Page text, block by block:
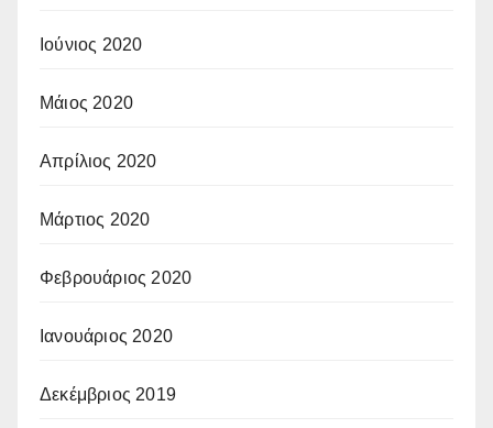
Ιούνιος 2020
Μάιος 2020
Απρίλιος 2020
Μάρτιος 2020
Φεβρουάριος 2020
Ιανουάριος 2020
Δεκέμβριος 2019